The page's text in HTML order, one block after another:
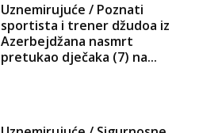
Uznemirujuće / Poznati
sportista i trener džudoa iz
Azerbejdžana nasmrt
pretukao dječaka (7) na...